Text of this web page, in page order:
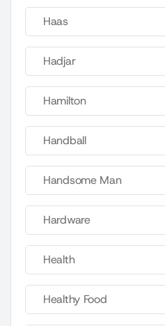
Haas
Hadjar
Hamilton
Handball
Handsome Man
Hardware
Health
Healthy Food